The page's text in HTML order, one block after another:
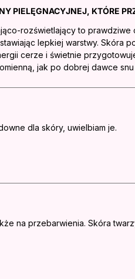
PIELĘGNACYJNEJ, KTÓRE
rozświetlający to
lepkiej warstwy. Skóra
cerze i świetnie
jak po dobrej dawce snu
dla skóry, uwielbiam je.
na przebarwienia. Skóra